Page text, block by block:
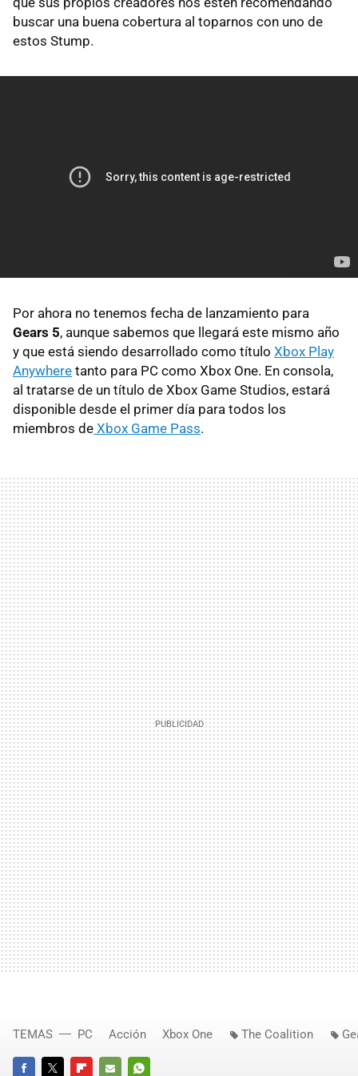
buscar una buena cobertura al toparnos con uno de
estos Stump.
Por ahora no tenemos fecha de lanzamiento para
Gears 5, aunque sabemos que llegará este mismo año
y que está siendo desarrollado como título Xbox Play
Anywhere tanto para PC como Xbox One. En consola,
al tratarse de un título de Xbox Game Studios, estará
disponible desde el primer día para todos los
miembros de Xbox Game Pass.
TEMAS PC Acción Xbox One The Coalition